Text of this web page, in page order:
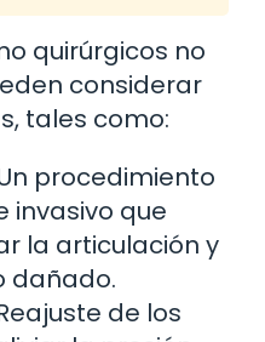
quirúrgicos no
considerar
tales como:
procedimiento
invasivo que
la articulación y
dañado.
de los